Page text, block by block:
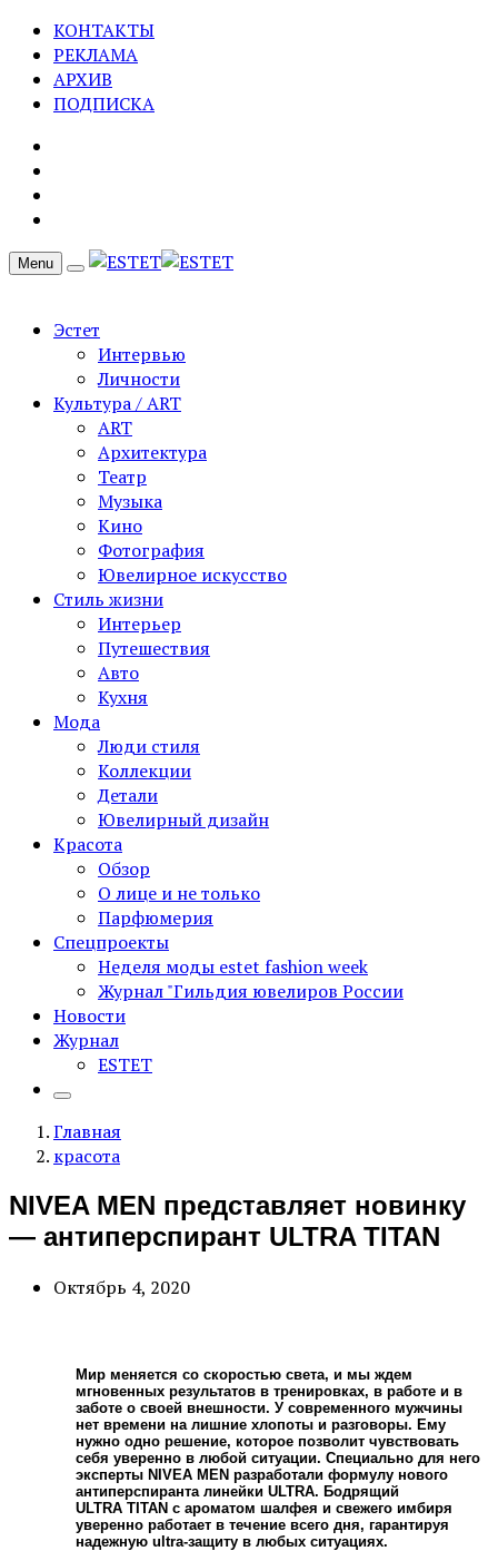
КОНТАКТЫ
РЕКЛАМА
АРХИВ
ПОДПИСКА
Menu
Эстет
Интервью
Личности
Культура / ART
ART
Архитектура
Театр
Музыка
Кино
Фотография
Ювелирное искусство
Стиль жизни
Интерьер
Путешествия
Авто
Кухня
Мода
Люди стиля
Коллекции
Детали
Ювелирный дизайн
Красота
Обзор
О лице и не только
Парфюмерия
Спецпроекты
Неделя моды estet fashion week
Журнал "Гильдия ювелиров России
Новости
Журнал
ESTET
Главная
красота
NIVEA MEN представляет новинку
— антиперспирант ULTRA TITAN
Октябрь 4, 2020
Мир меняется со скоростью света, и мы ждем
мгновенных результатов в тренировках, в работе и в
заботе о своей внешности. У современного мужчины
нет времени на лишние хлопоты и разговоры. Ему
нужно одно решение, которое позволит чувствовать
себя уверенно в любой ситуации. Специально для него
эксперты NIVEA MEN разработали формулу нового
антиперспиранта линейки ULTRA. Бодрящий
ULTRA TITAN с ароматом шалфея и свежего имбиря
уверенно работает в течение всего дня, гарантируя
надежную ultra-защиту в любых ситуациях.